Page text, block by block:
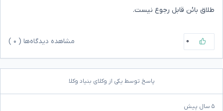
طلاق بائن قابل رجوع نیست.
۰ مشاهده دیدگاه‌ها ( ۰
پاسخ توسط یکی از وکلای بنیاد وکلا
۵ سال پیش